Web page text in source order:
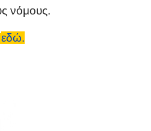
νόμους.
εδώ.